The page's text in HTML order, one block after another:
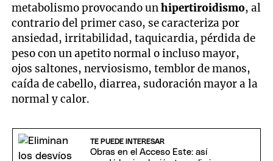
metabolismo provocando unhipertiroidismo, al
contrario del primer caso, se caracteriza por
ansiedad, irritabilidad, taquicardia, pérdida de
peso con un apetito normal o incluso mayor,
ojos saltones, nerviosismo, temblor de manos,
caída de cabello, diarrea, sudoración mayor a la
normal y calor.
TE PUEDE INTERESAR
Obras en el Acceso Este: así